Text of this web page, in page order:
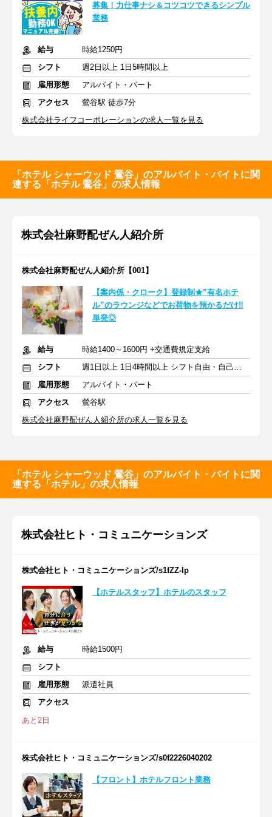
募集！力仕事ナシ＆コツコツできるシンプル
業務
給与
時給1250円
シフト
週2日以上 1日5時間以上
雇用形態
アルバイト・パート
アクセス
鶯谷駅 徒歩7分
株式会社ライフコーポレーションの求人一覧を見る
「ホテル シャーウッド 鶯谷」のアルバイト・バイトに関
連する「ホテル 鶯谷」の求人情報
株式会社麻野配ぜん人紹介所
株式会社麻野配ぜん人紹介所【001】
【案内係・クローク】登録制★”有名ホテ
ル”のラウンジなどでお荷物を預かるだけ‼
単発◎
給与
時給1400～1600円 +交通費規定支給
シフト
週1日以上 1日4時間以上 シフト自由・自己申告
雇用形態
アルバイト・パート
アクセス
鶯谷駅
株式会社麻野配ぜん人紹介所の求人一覧を見る
「ホテル シャーウッド 鶯谷」のアルバイト・バイトに関
連する「ホテル」の求人情報
株式会社ヒト・コミュニケーションズ
株式会社ヒト・コミュニケーションズ/s1fZZ-lp
【ホテルスタッフ】ホテルのスタッフ
給与
時給1500円
シフト
雇用形態
派遣社員
アクセス
あと2日
株式会社ヒト・コミュニケーションズ/s0f2226040202
【フロント】ホテルフロント業務